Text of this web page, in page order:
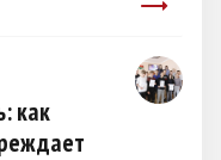
и
как